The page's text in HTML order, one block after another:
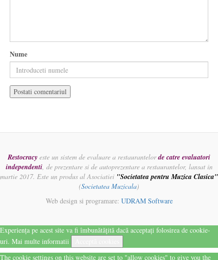
Nume
Restocracy este un sistem de evaluare a restaurantelorde catre evaluatori
independenti, de prezentare si de autoprezentare a restaurantelor, lansat in
martie 2017. Este un produs al Asociatiei "Societatea pentru Muzica Clasica"
(Societatea Muzicala)
Web design si programare: UDRAM Software
Experiența pe acest site va fi îmbunătățită dacă acceptați folosirea de cookie-
uri. Mai multe informatii
The cookie settings on this website are set to "allow cookies" to give you the